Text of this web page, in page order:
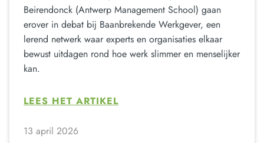
Beirendonck (Antwerp Management School) gaan
erover in debat bij Baanbrekende Werkgever, een
lerend netwerk waar experts en organisaties elkaar
bewust uitdagen rond hoe werk slimmer en menselijker
kan.
LEES HET ARTIKEL
13 april 2026